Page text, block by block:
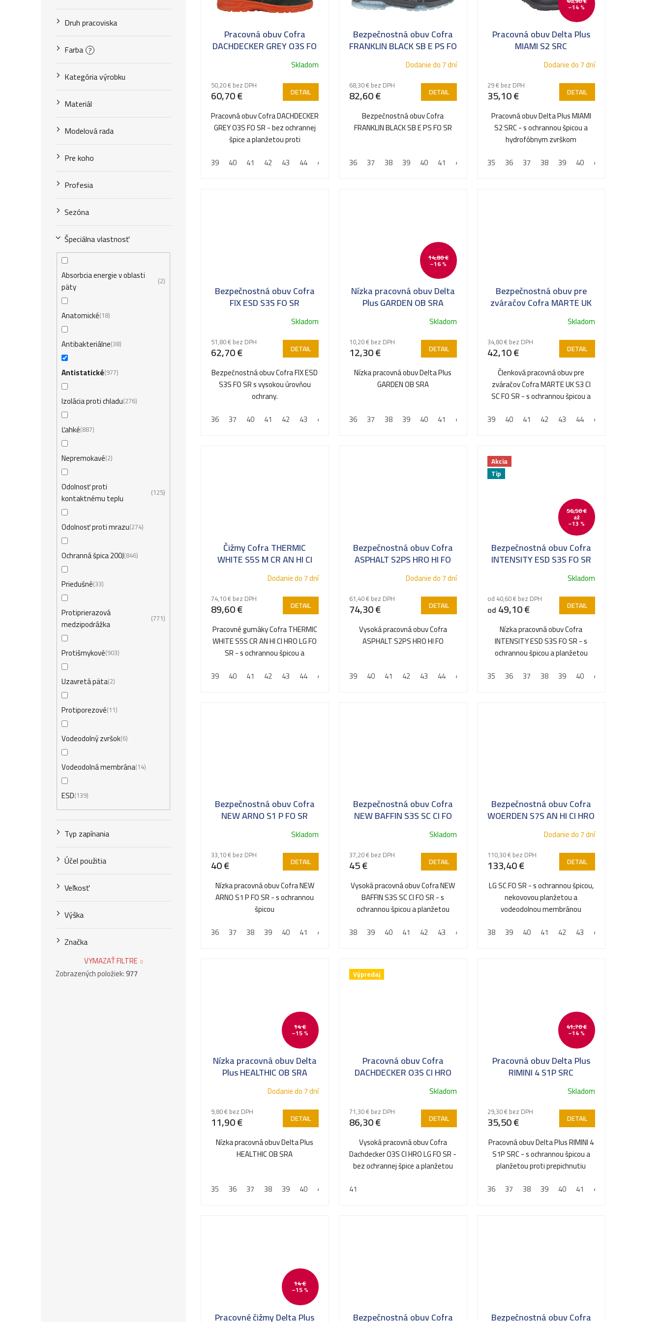
Druh pracoviska
Farba ?
Kategória výrobku
Materiál
Modelová rada
Pre koho
Profesia
Sezóna
Špeciálna vlastnosť
Absorbcia energie v oblasti
päty
2
Anatomické 18
Antibakteriálne 38
Antistatické 977
Izolácia proti chladu 276
Ľahké 887
Nepremokavé 2
Odolnosť proti
kontaktnému teplu
125
Odolnosť proti mrazu 274
Ochranná špica 200J 846
Priedušné 33
Protiprierazová
medzipodrážka
771
Protišmykové 903
Uzavretá päta 2
Protiporezové 11
Vodeodolný zvršok 6
Vodeodolná membrána 14
ESD 139
Typ zapínania
Účel použitia
Veľkosť
Výška
Značka
VYMAZAŤ FILTRE
Zobrazených položiek:977
Pracovná obuv Cofra
DACHDECKER GREY O3S FO
Pokrývačská obuvSkladom
50,20 € bez DPH
60,70 € DETAIL
Pracovná obuv Cofra DACHDECKER
GREY O3S FO SR - bez ochrannej
špice a planžetou proti
39 40 41 42 43 44 45 47 48
Bezpečnostná obuv Cofra
FRANKLIN BLACK SB E PS FO
SR
Dodanie do 7 dní
68,30 € bez DPH
82,60 € DETAIL
Bezpečnostná obuv Cofra
FRANKLIN BLACK SB E PS FO SR
36 37 38 39 40 41 42 44 45 46 47 48
–14 %
Pracovná obuv Delta Plus
MIAMI S2 SRC
Dodanie do 7 dní
29 € bez DPH
35,10 € DETAIL
Pracovná obuv Delta Plus MIAMI
S2 SRC - s ochrannou špicou a
hydrofóbnym zvrškom
35
36 37 38 39 40 41
Bezpečnostná obuv Cofra
FIX ESD S3S FO SR
Skladom
51,80 € bez DPH
62,70 € DETAIL
Bezpečnostná obuv Cofra FIX ESD
S3S FO SR s vysokou úrovňou
ochrany.
36
37 40 41 42 43 44 46 47 48
14,80 €
–16 %
Nízka pracovná obuv Delta
Plus GARDEN OB SRA
hodnotenie
produktu
je
5,0
Skladom
10,20 € bez DPH
12,30 € DETAIL
Nízka pracovná obuv Delta Plus
GARDEN OB SRA
36 37 38 39 40 41 42 44 45 46 47
Bezpečnostná obuv pre
zváračov Cofra MARTE UK
S3 CI SC FO SRSkladom
34,80 € bez DPH
42,10 € DETAIL
Členková pracovná obuv pre
zváračov Cofra MARTE UK S3 CI
SC FO SR - s ochrannou špicou a
39 40 41 42 43 44 45
Čižmy Cofra THERMIC
WHITE S5S M CR AN HI CI
HRO LG FO SRDodanie do 7 dní
74,10 € bez DPH
89,60 € DETAIL
Pracovné gumáky Cofra THERMIC
WHITE S5S CR AN HI CI HRO LG FO
SR - s ochrannou špicou a
39 40 41 42 43 44 45 47 48
Bezpečnostná obuv Cofra
ASPHALT S2PS HRO HI FO
Pracovní obuv pro asfaltéry
Dodanie do 7 dní
61,40 € bez DPH
74,30 € DETAIL
Vysoká pracovná obuv Cofra
ASPHALT S2PS HRO HI FO
39 40 41 42 43 44 45 47 48
Akcia
Tip
56,50 €
až
–13 %
Bezpečnostná obuv Cofra
INTENSITY ESD S3S FO SR
Skladom
od 40,60 € bez DPH
od 49,10 € DETAIL
Nízka pracovná obuv Cofra
INTENSITY ESD S3S FO SR - s
ochrannou špicou a planžetou
35 36 37 38 39 40 41
Bezpečnostná obuv Cofra
NEW ARNO S1 P FO SR
Skladom
33,10 € bez DPH
40 € DETAIL
Nízka pracovná obuv Cofra NEW
ARNO S1 P FO SR - s ochrannou
špicou
36
37 38 39 40 41 42 44 45 46 47 48
Bezpečnostná obuv Cofra
NEW BAFFIN S3S SC CI FO
Skladom
37,20 € bez DPH
45 € DETAIL
Vysoká pracovná obuv Cofra NEW
BAFFIN S3S SC CI FO SR - s
ochrannou špicou a planžetou
38 39 40 41 42 43 44 46 47 48
Bezpečnostná obuv Cofra
WOERDEN S7S AN HI CI HRO
LG SC FO SRDodanie do 7 dní
110,30 € bez DPH
133,40 € DETAIL
LG SC FO SR - s ochrannou špicou,
nekovovou planžetou a
vodeodolnou membránou
38
39 40 41 42 43 44
14 €
–15 %
Nízka pracovná obuv Delta
Plus HEALTHIC OB SRA
Dodanie do 7 dní
9,80 € bez DPH
11,90 € DETAIL
Nízka pracovná obuv Delta Plus
HEALTHIC OB SRA
35 36 37 38 39 40 41 43
Výpredaj
Pracovná obuv Cofra
DACHDECKER O3S CI HRO
Skladom
71,30 € bez DPH
86,30 € DETAIL
Vysoká pracovná obuv Cofra
Dachdecker O3S CI HRO LG FO SR -
bez ochrannej špice a planžetou
41
41,70 €
–14 %
Pracovná obuv Delta Plus
RIMINI 4 S1P SRC
Skladom
29,30 € bez DPH
35,50 € DETAIL
Pracovná obuv Delta Plus RIMINI 4
S1P SRC - s ochrannou špicou a
planžetou proti prepichnutiu
36
37 38 39 40 41 42
14 €
–15 %
Pracovné čižmy Delta Plus Bezpečnostná obuv Cofra Bezpečnostná obuv Cofra